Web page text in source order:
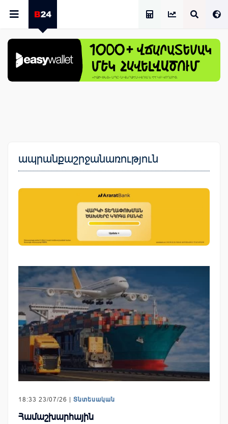
ապրանքաշրջանառություն
18:33 23/07/26 | Տնտեսական
Համաշխարհային